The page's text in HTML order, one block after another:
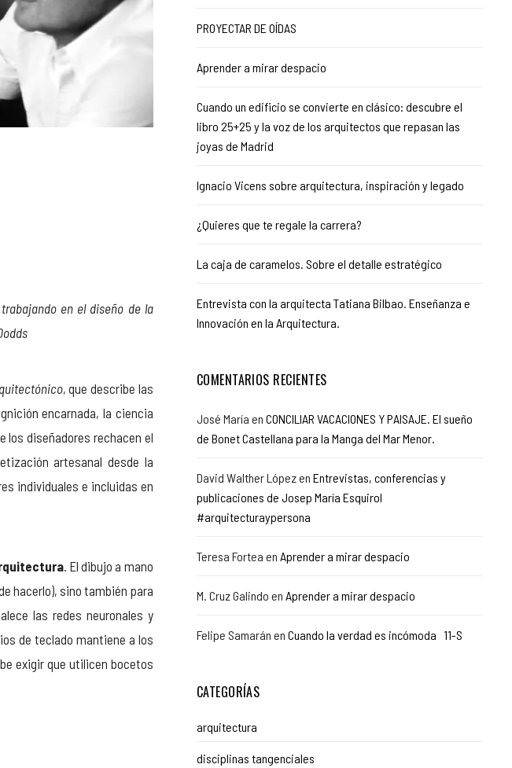
en el diseño de la
, que describe las
encarnada, la ciencia
los diseñadores rechacen el
artesanal desde la
individuales e incluidas en
. El dibujo a mano
hacerlo), sino también para
las redes neuronales y
de teclado mantiene a los
exigir que utilicen bocetos
PROYECTAR DE OÍDAS
Aprender a mirar despacio
Cuando un edificio se convierte en clásico: descubre el
libro 25+25 y la voz de los arquitectos que repasan las
joyas de Madrid
Ignacio Vicens sobre arquitectura, inspiración y legado
¿Quieres que te regale la carrera?
La caja de caramelos. Sobre el detalle estratégico
Entrevista con la arquitecta Tatiana Bilbao. Enseñanza e
Innovación en la Arquitectura.
COMENTARIOS RECIENTES
José María en CONCILIAR VACACIONES Y PAISAJE. El sueño
de Bonet Castellana para la Manga del Mar Menor.
David Walther Lópezen Entrevistas, conferencias y
publicaciones de Josep María Esquirol
#arquitecturaypersona
Teresa Fortea en Aprender a mirar despacio
M. Cruz Galindo en Aprender a mirar despacio
Felipe Samarán en Cuando la verdad es incómoda 11-S
CATEGORÍAS
arquitectura
disciplinas tangenciales